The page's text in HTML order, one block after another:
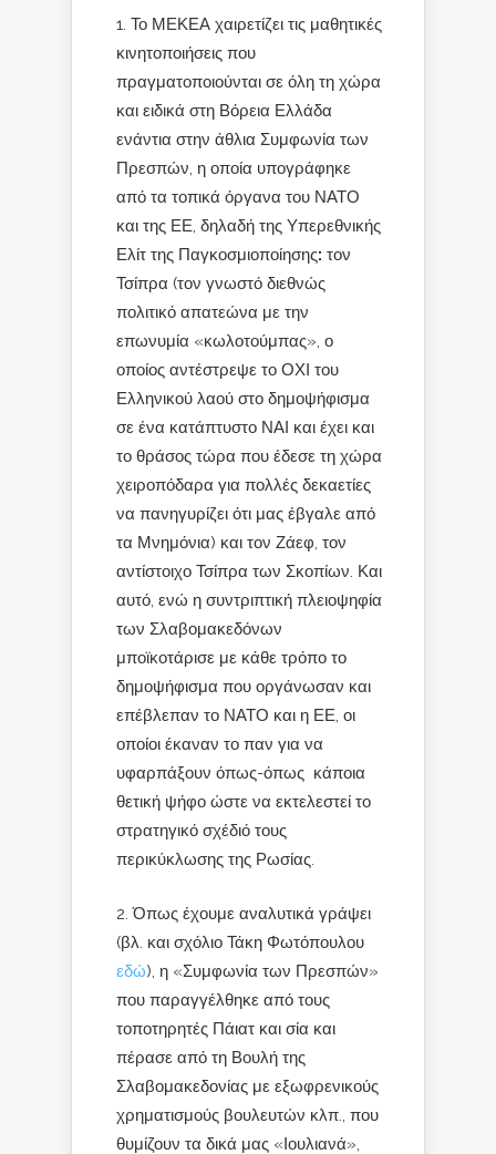
Το ΜΕΚΕΑ χαιρετίζει τις μαθητικές
κινητοποιήσεις που
πραγματοποιούνται σε όλη τη χώρα
και ειδικά στη Βόρεια Ελλάδα
ενάντια στην άθλια Συμφωνία των
Πρεσπών, η οποία υπογράφηκε
από τα τοπικά όργανα του ΝΑΤΟ
και της ΕΕ, δηλαδή της Υπερεθνικής
Ελίτ της Παγκοσμιοποίησης: τον
Τσίπρα (τον γνωστό διεθνώς
πολιτικό απατεώνα με την
επωνυμία «κωλοτούμπας», ο
οποίος αντέστρεψε το ΟΧΙ του
Ελληνικού λαού στο δημοψήφισμα
σε ένα κατάπτυστο ΝΑΙ και έχει και
το θράσος τώρα που έδεσε τη χώρα
χειροπόδαρα για πολλές δεκαετίες
να πανηγυρίζει ότι μας έβγαλε από
τα Μνημόνια) και τον Ζάεφ, τον
αντίστοιχο Τσίπρα των Σκοπίων. Και
αυτό, ενώ η συντριπτική πλειοψηφία
των Σλαβομακεδόνων
μποϊκοτάρισε με κάθε τρόπο το
δημοψήφισμα που οργάνωσαν και
επέβλεπαν το ΝΑΤΟ και η ΕΕ, οι
οποίοι έκαναν το παν για να
υφαρπάξουν όπως-όπως κάποια
θετική ψήφο ώστε να εκτελεστεί το
στρατηγικό σχέδιό τους
περικύκλωσης της Ρωσίας.
Όπως έχουμε αναλυτικά γράψει
(βλ. και σχόλιο Τάκη Φωτόπουλου
εδώ), η «Συμφωνία των Πρεσπών»
που παραγγέλθηκε από τους
τοποτηρητές Πάιατ και σία και
πέρασε από τη Βουλή της
Σλαβομακεδονίας με εξωφρενικούς
χρηματισμούς βουλευτών κλπ., που
θυμίζουν τα δικά μας «Ιουλιανά»,